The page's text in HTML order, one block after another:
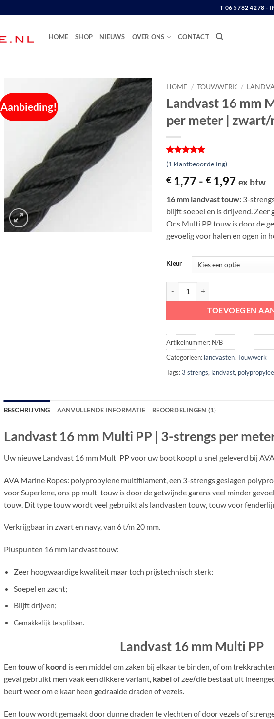
T 06 5782 4278 -
HOME SHOP NIEUWS OVER ONS CONTACT
Aanbieding!
HOME / TOUWWERK /
Landvast 16 mm
per meter | zwart/
Gewaardeerd
5op 5
gebaseerd
op
1
(1 klantbeoordeling)
€ 1,77 - € 1,97
tot
€ 1,97
ex btw
16 mm landvast touw: 3-
blijft soepel en is drijvend. Zeer
Ons Multi PP touw is door de
gevoelig voor halen en ogen in
Kleur
TOEVOEGEN
Artikelnummer: N/B
Categorieën: landvasten,Touwwerk
Tags:3 strengs, landvast,
BESCHRIJVING AANVULLENDE INFORMATIE BEOORDELINGEN (1)
Landvast 16 mm Multi PP | 3-strengs per
Uw nieuwe Landvast 16 mm Multi PP voor uw boot koopt u snel geleverd bij
AVA Marine Ropes: polypropylene multifilament, een 3-strengs geslagen
voor Superlene, ons pp multi touw is door de getwijnde garens veel minder
touw. Dit type touw wordt veel gebruikt als landvasten touw, touw voor
Verkrijgbaar in zwart en navy, van 6 t/m 20 mm.
Pluspunten 16 mm landvast touw:
Zeer hoogwaardige kwaliteit maar toch prijstechnisch sterk;
Soepel en zacht;
Blijft drijven;
Gemakkelijk te splitsen.
Landvast 16 mm Multi PP
Een touwofkoord is een middel om zaken bij elkaar te binden, of om
geval gebruikt men vaak een dikkere variant, kabelofzeeldie bestaat uit
beurt weer om elkaar heen gedraaide draden of vezels.
Een touw wordt gemaakt door dunne draden te vlechten of door vezels of